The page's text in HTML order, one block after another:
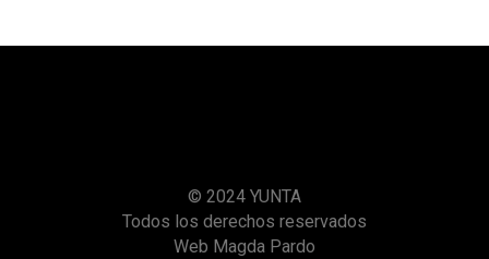
© 2024 YUNTA
Todos los derechos reservados
Web Magda Pardo